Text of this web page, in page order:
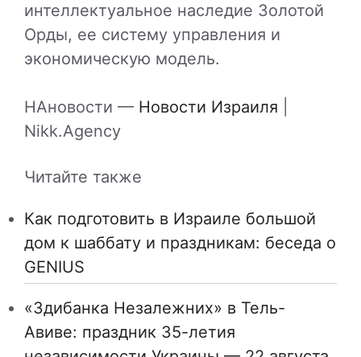
интеллектуальное наследие Золотой
Орды, ее систему управления и
экономическую модель.
НАновости — Новости Израиля
Nikk.Agency
Читайте также
Как подготовить в Израиле большой
дом к шаббату и праздникам: беседа о
GENIUS
«Здибанка Незалежних» в Тель-
Авиве: праздник 35-летия